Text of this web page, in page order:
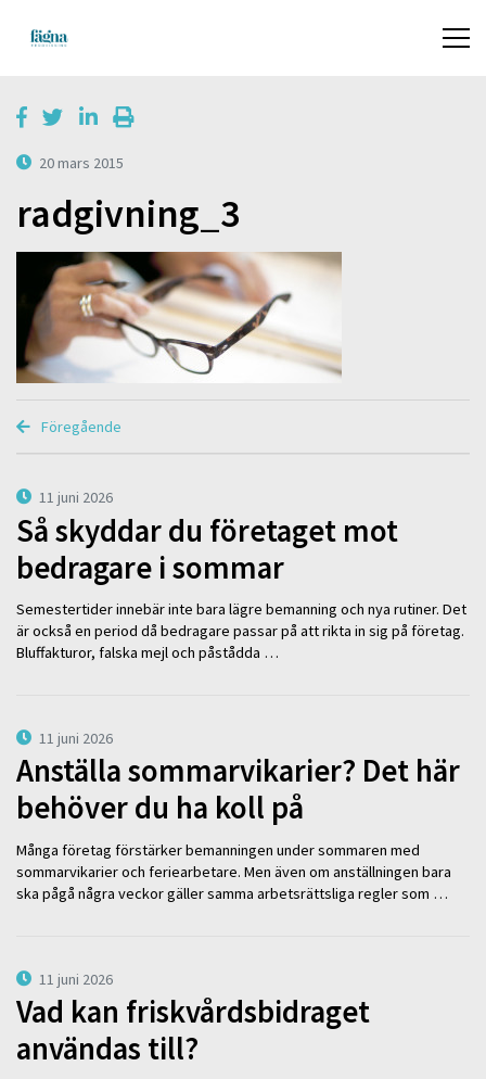
20 mars 2015
radgivning_3
Föregående
11 juni 2026
Så skyddar du företaget mot
bedragare i sommar
Semestertider innebär inte bara lägre bemanning och nya rutiner. Det
är också en period då bedragare passar på att rikta in sig på företag.
Bluffakturor, falska mejl och påstådda …
11 juni 2026
Anställa sommarvikarier? Det här
behöver du ha koll på
Många företag förstärker bemanningen under sommaren med
sommarvikarier och feriearbetare. Men även om anställningen bara
ska pågå några veckor gäller samma arbetsrättsliga regler som …
11 juni 2026
Vad kan friskvårdsbidraget
användas till?